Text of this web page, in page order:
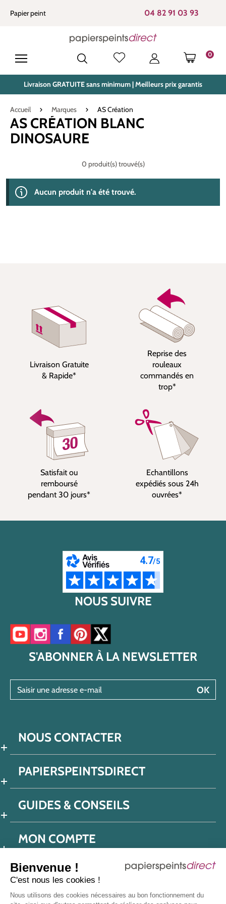
Bienvenue !
C'est nous les cookies !
Nous utilisons des cookies nécessaires au bon fonctionnement du
principal
Papier peint 04 82 91 03 93
0
LE
Livraison GRATUITE sans minimum | Meilleurs prix garantis
Accueil Marques AS Création
AS CRÉATION BLANC
DINOSAURE
0 produit(s) trouvé(s)
Aucun produit n'a été trouvé.
Livraison Gratuite
& Rapide*
Reprise des
rouleaux
commandés en
trop*
Satisfait ou
remboursé
pendant 30 jours*
Echantillons
expédiés sous 24h
ouvrées*
NOUS SUIVRE
Accéder à notre chaîne YouTube
Accéder à notre compte Instagram
Accéder à notre page Facebook
Accéder à notre compte Pinterest
Accéder à notre compte Twitter/X
S'ABONNER À LA NEWSLETTER
OK
NOUS CONTACTER
PAPIERSPEINTSDIRECT
GUIDES & CONSEILS
MON COMPTE